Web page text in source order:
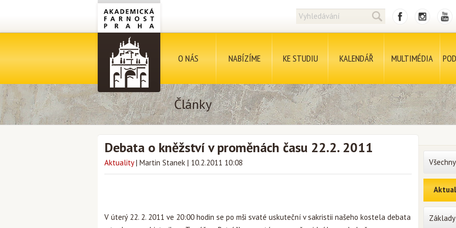
O NÁS NABÍZÍME KE STUDIU KALENDÁŘ MULTIMÉDIA
Články
Debata o kněžství v proměnách času 22.2. 2011
Aktuality | Martin Stanek | 10.2.2011 10:08
V úterý 22. 2. 2011 ve 20:00 hodin se po mši svaté uskuteční v sakristii našeho kostela debata